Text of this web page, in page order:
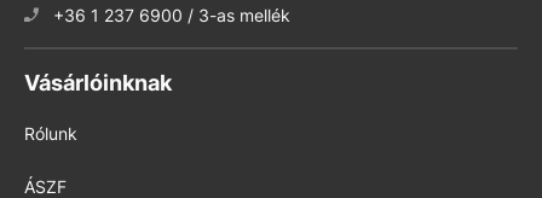
+36 1 237 6900 / 3-as mellék
Vásárlóinknak
Rólunk
ÁSZF